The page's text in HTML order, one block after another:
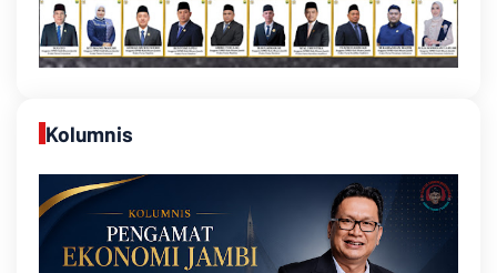
Kolumnis